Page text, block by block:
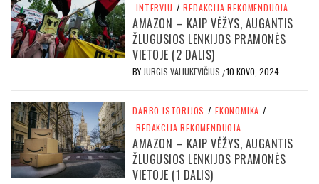
INTERVIU / REDAKCIJA REKOMENDUOJA
AMAZON – KAIP VĖŽYS, AUGANTIS
ŽLUGUSIOS LENKIJOS PRAMONĖS
VIETOJE (2 DALIS)
BY JURGIS VALIUKEVIČIUS /10 KOVO, 2024
DARBO ISTORIJOS / EKONOMIKA /
REDAKCIJA REKOMENDUOJA
AMAZON – KAIP VĖŽYS, AUGANTIS
ŽLUGUSIOS LENKIJOS PRAMONĖS
VIETOJE (1 DALIS)